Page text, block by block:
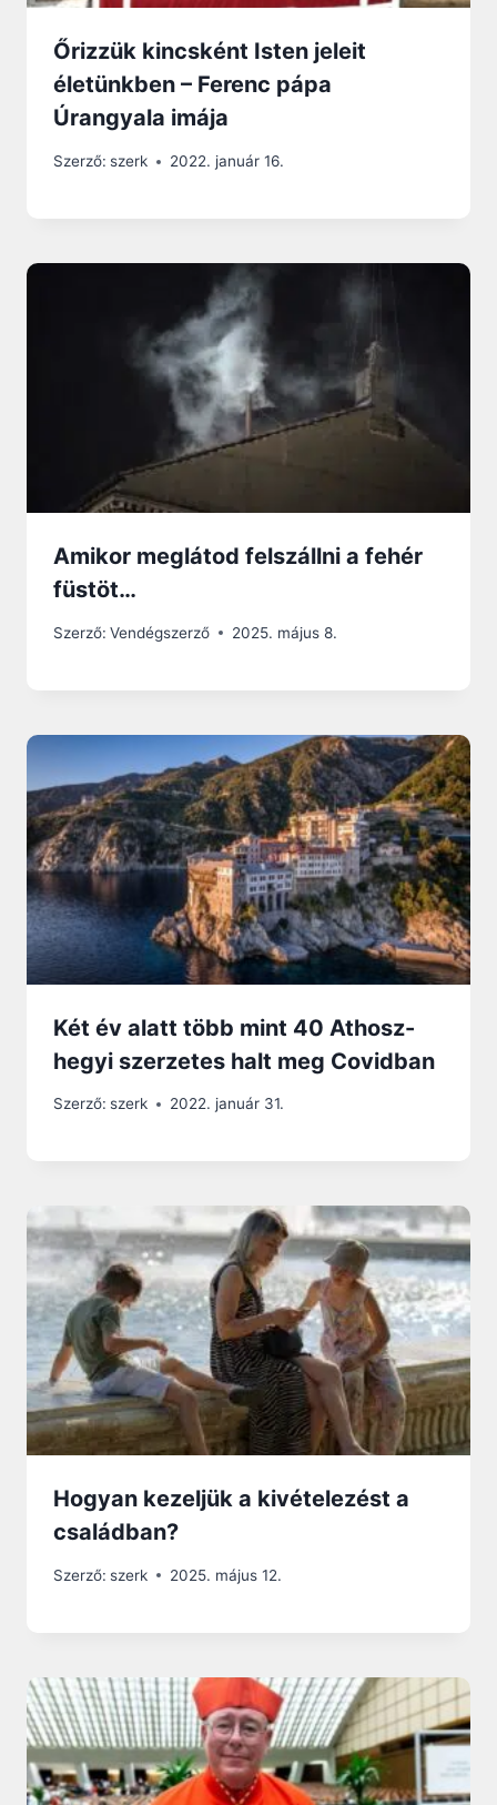
Őrizzük kincsként Isten jeleit
életünkben – Ferenc pápa
Úrangyala imája
Szerző: szerk 2022. január 16.
Amikor meglátod felszállni a fehér
füstöt…
Szerző: Vendégszerző 2025. május 8.
Két év alatt több mint 40 Athosz-
hegyi szerzetes halt meg Covidban
Szerző: szerk 2022. január 31.
Hogyan kezeljük a kivételezést a
családban?
Szerző: szerk 2025. május 12.